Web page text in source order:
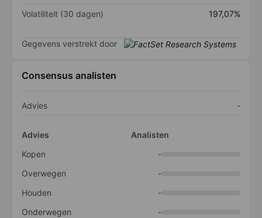
Volatiliteit (30 dagen)
197,07%
Gegevens verstrekt door
Consensus analisten
Advies -
Advies
Analisten
Kopen
-
Overwegen
-
Houden
-
Onderwegen
-